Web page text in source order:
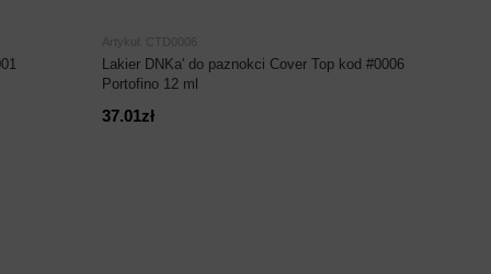
Artykuł: CTD0006
Lakier DNKa' do paznokci Cover Top kod #0006
Portofino 12 ml
37.01zł